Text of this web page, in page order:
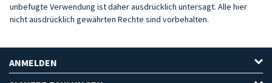
unbefugte Verwendung ist daher ausdrücklich untersagt. Alle hier
nicht ausdrücklich gewährten Rechte sind vorbehalten.
ANMELDEN